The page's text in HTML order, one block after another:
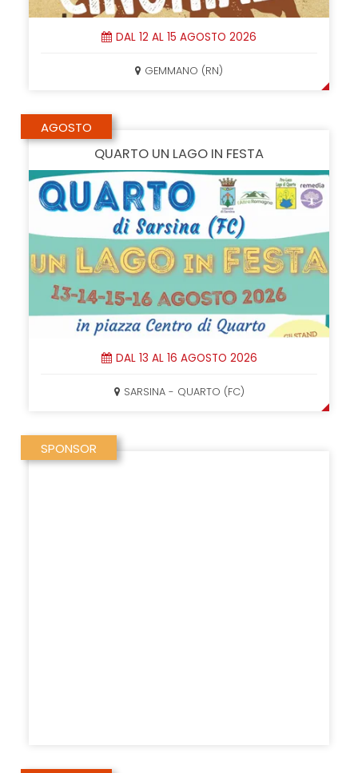
DAL 12 AL 15 AGOSTO 2026
GEMMANO (RN)
AGOSTO
QUARTO UN LAGO IN FESTA
DAL 13 AL 16 AGOSTO 2026
SARSINA - QUARTO (FC)
SPONSOR